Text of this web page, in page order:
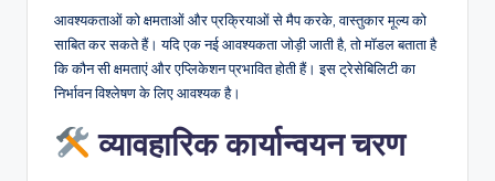
आवश्यकताओं को क्षमताओं और प्रक्रियाओं से मैप करके, वास्तुकार मूल्य को
साबित कर सकते हैं। यदि एक नई आवश्यकता जोड़ी जाती है, तो मॉडल बताता है
कि कौन सी क्षमताएं और एप्लिकेशन प्रभावित होती हैं। इस ट्रेसेबिलिटी का
निर्भावन विश्लेषण के लिए आवश्यक है।
व्यावहारिक कार्यान्वयन चरण